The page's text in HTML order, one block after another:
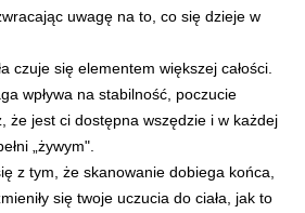
uwagę na to, co się dzieje w
czuje się elementem większej całości.
wpływa na stabilność, poczucie
że jest ci dostępna wszędzie i w każdej
„żywym".
z tym, że skanowanie dobiega końca,
się twoje uczucia do ciała, jak to